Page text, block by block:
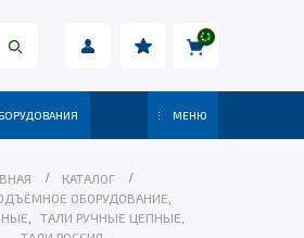
МЕНЮ
КАТАЛОГ
ОБОРУДОВАНИЕ
ТАЛИ РУЧНЫЕ ЦЕПНЫЕ